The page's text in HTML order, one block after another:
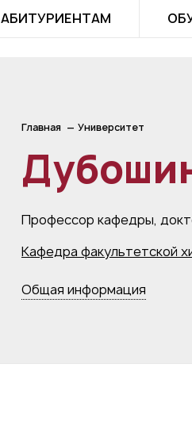
АБИТУРИЕНТАМ
Главная Университет
Профессор кафедры,
Кафедра факультетской
Общая информация